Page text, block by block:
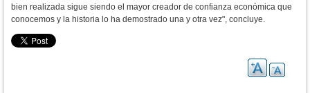
bien realizada sigue siendo el mayor creador de confianza económica que
conocemos y la historia lo ha demostrado una y otra vez", concluye.